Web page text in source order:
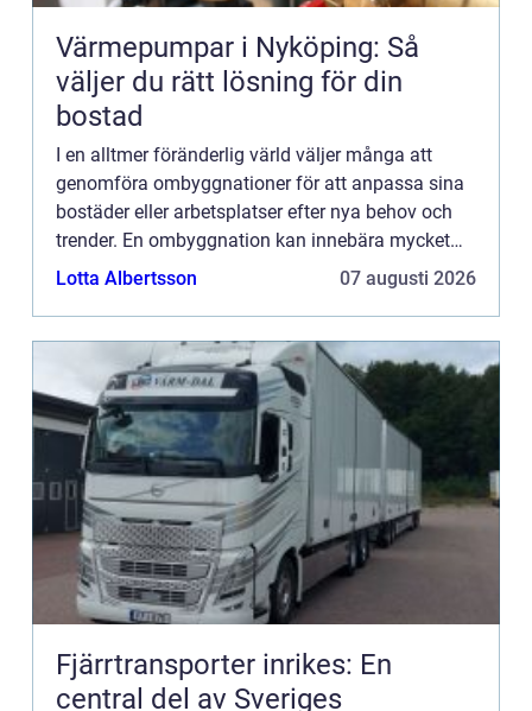
Värmepumpar i Nyköping: Så
väljer du rätt lösning för din
bostad
I en alltmer föränderlig värld väljer många att
genomföra ombyggnationer för att anpassa sina
bostäder eller arbetsplatser efter nya behov och
trender. En ombyggnation kan innebära mycket
mer än bara...
Lotta Albertsson 07 augusti 2026
Fjärrtransporter inrikes: En
central del av Sveriges